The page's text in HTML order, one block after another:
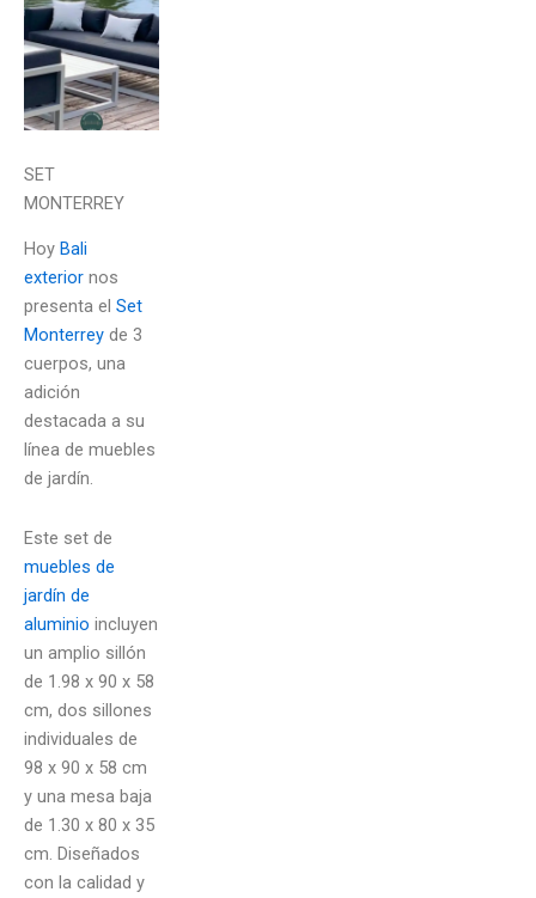
SET
MONTERREY
Hoy Bali
exterior nos
presenta el Set
Monterrey de 3
cuerpos, una
adición
destacada a su
línea de muebles
de jardín.
Este set de
muebles de
jardín de
aluminio incluyen
un amplio sillón
de 1.98 x 90 x 58
cm, dos sillones
individuales de
98 x 90 x 58 cm
y una mesa baja
de 1.30 x 80 x 35
cm. Diseñados
con la calidad y